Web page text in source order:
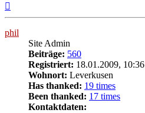
phil
Site Admin
Beiträge: 560
Registriert: 18.01.2009, 10:36
Wohnort: Leverkusen
Has thanked: 19 times
Been thanked: 17 times
Kontaktdaten: